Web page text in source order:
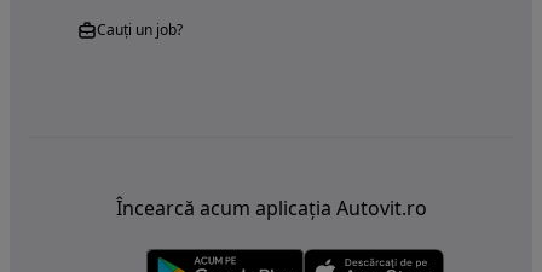
Cauți un job?
Încearcă acum aplicația Autovit.ro